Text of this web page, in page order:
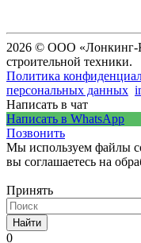
2026 © ООО «Лонкинг-
строительной техники.
Политика
персональных данных
Написать в чат
Написать в WhatsApp
Позвонить
Мы используем файлы
вы соглашаетесь на
Принять
Найти
0